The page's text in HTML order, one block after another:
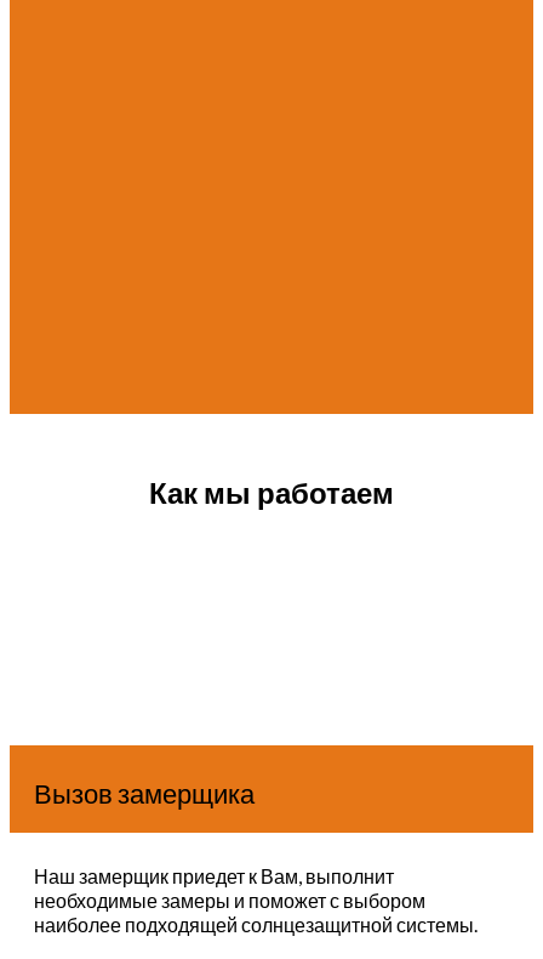
Как мы работаем
Вызов замерщика
Наш замерщик приедет к Вам, выполнит
необходимые замеры и поможет с выбором
наиболее подходящей солнцезащитной системы.